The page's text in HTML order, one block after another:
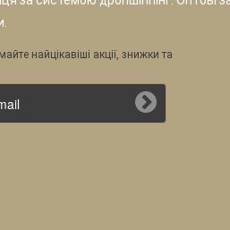
найцікавіші акції, знижки та